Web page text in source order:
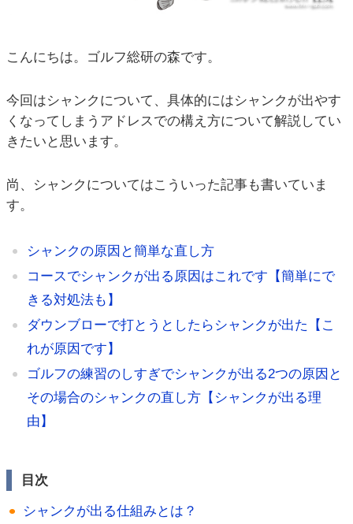
こんにちは。ゴルフ総研の森です。
今回はシャンクについて、具体的にはシャンクが出やす
くなってしまうアドレスでの構え方について解説してい
きたいと思います。
尚、シャンクについてはこういった記事も書いていま
す。
シャンクの原因と簡単な直し方
コースでシャンクが出る原因はこれです【簡単にで
きる対処法も】
ダウンブローで打とうとしたらシャンクが出た【こ
れが原因です】
ゴルフの練習のしすぎでシャンクが出る2つの原因と
その場合のシャンクの直し方【シャンクが出る理
由】
目次
シャンクが出る仕組みとは？